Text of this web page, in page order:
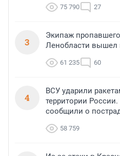
75 790 27
3
Экипаж
Ленобласти вышел
61 235 60
4
ВСУ ударили
территории
сообщили о
58 759